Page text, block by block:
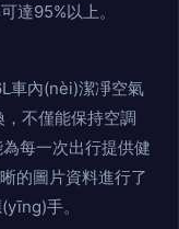
達95%以上。
車內(nèi)潔凈空氣
不僅能保持空調
每一次出行提供健
的圖片資料進行了
手。